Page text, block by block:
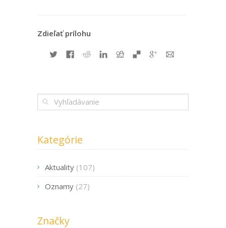
Zdieľať prílohu
Kategórie
Aktuality (107)
Oznamy (27)
Značky